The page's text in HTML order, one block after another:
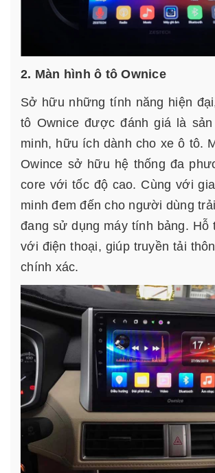
2. Màn hình ô tô Ownice
Sở hữu những tính năng hiện
tô Ownice được đánh giá là sản
minh, hữu ích dành cho xe ô tô.
Owince sở hữu hệ thống đa
core với tốc độ cao. Cùng với
minh đem đến cho người dùng
đang sử dụng máy tính bảng. Hỗ
với điện thoại, giúp truyền tải
chính xác.